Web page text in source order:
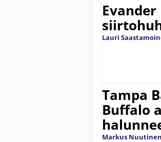
Lauri
Tampa
Buffalo
Markus Nuutinen